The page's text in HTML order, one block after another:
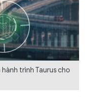
trình Taurus cho